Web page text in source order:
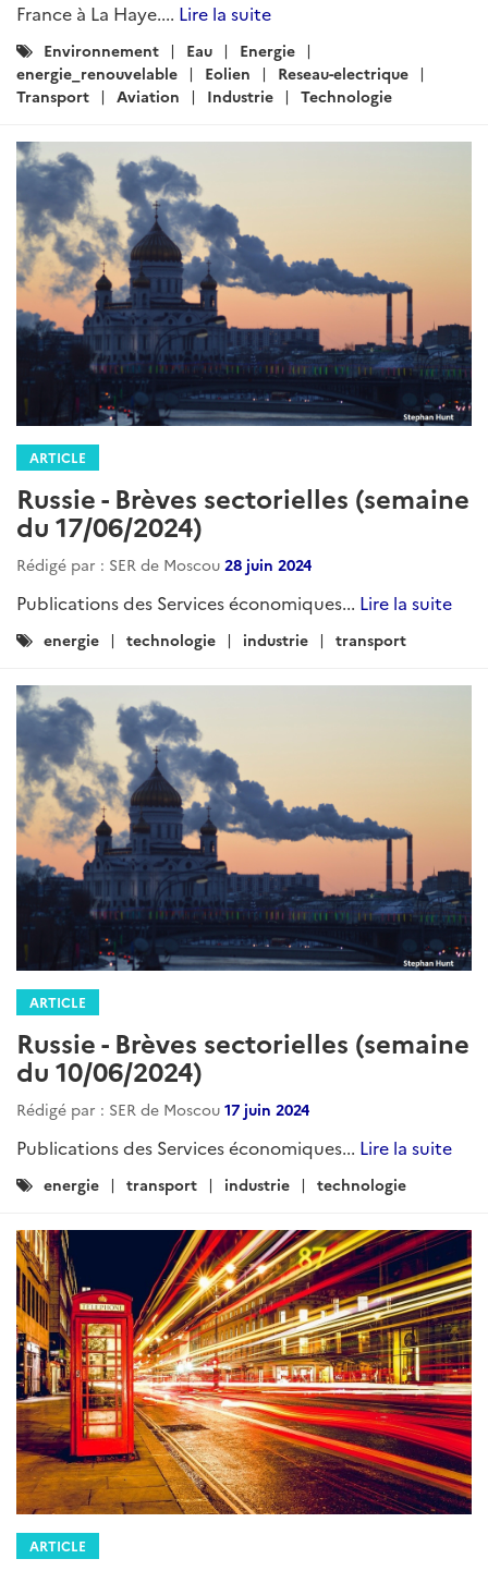
France à La Haye.... Lire la suite
Catégories
:
Environnement Eau
Energie
energie_renouvelable
Eolien
Reseau-electrique
Transport
Aviation Industrie Technologie
ARTICLE
Russie - Brèves sectorielles (semaine
du 17/06/2024)
Rédigé par : SER de Moscou 28 juin 2024
Publications des Services économiques... Lire la suite
Catégories
energie technologie industrie transport
ARTICLE
Russie - Brèves sectorielles (semaine
du 10/06/2024)
Rédigé par : SER de Moscou 17 juin 2024
Publications des Services économiques... Lire la suite
Catégories
energie transport industrie technologie
ARTICLE